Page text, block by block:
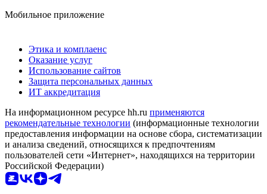
Мобильное приложение
Этика и комплаенс
Оказание услуг
Использование сайтов
Защита персональных данных
ИТ аккредитация
На информационном ресурсе hh.ru применяются
рекомендательные технологии (информационные технологии
предоставления информации на основе сбора, систематизации
и анализа сведений, относящихся к предпочтениям
пользователей сети «Интернет», находящихся на территории
Российской Федерации)